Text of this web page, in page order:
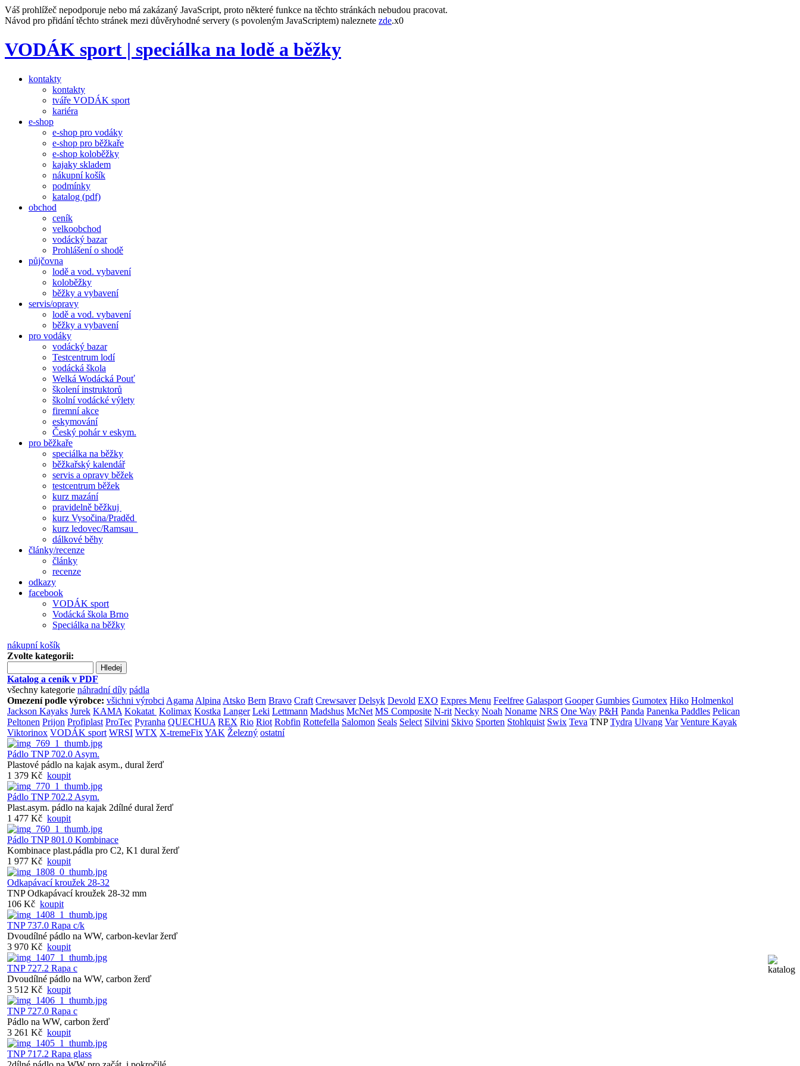
Váš prohlížeč nepodporuje nebo má zakázaný JavaScript, proto některé funkce na těchto stránkách nebudou pracovat.
Návod pro přidání těchto stránek mezi důvěryhodné servery (s povoleným JavaScriptem) naleznete zde.x0
VODÁK sport | speciálka na lodě a běžky
kontakty
kontakty
tváře VODÁK sport
kariéra
e-shop
e-shop pro vodáky
e-shop pro běžkaře
e-shop koloběžky
kajaky skladem
nákupní košík
podmínky
katalog (pdf)
obchod
ceník
velkoobchod
vodácký bazar
Prohlášení o shodě
půjčovna
lodě a vod. vybavení
koloběžky
běžky a vybavení
servis/opravy
lodě a vod. vybavení
běžky a vybavení
pro vodáky
vodácký bazar
Testcentrum lodí
vodácká škola
Welká Wodácká Pouť
školení instruktorů
školní vodácké výlety
firemní akce
eskymování
Český pohár v eskym.
pro běžkaře
speciálka na běžky
běžkařský kalendář
servis a opravy běžek
testcentrum běžek
kurz mazání
pravidelně běžkuj
kurz Vysočina/Praděd
kurz ledovec/Ramsau
dálkové běhy
články/recenze
články
recenze
odkazy
facebook
VODÁK sport
Vodácká škola Brno
Speciálka na běžky
nákupní košík
Zvolte kategorii:
Hledej
Katalog a ceník v PDF
všechny kategorie náhradní díly pádla
Omezení podle výrobce: všichni výrobci Agama Alpina Atsko Bern Bravo Craft Crewsaver Delsyk Devold EXO Expres Menu Feelfree Galasport Gooper Gumbies Gumotex Hiko Holmenkol
Jackson Kayaks Jurek KAMA Kokatat Kolimax Kostka Langer Leki Lettmann Madshus McNet MS Composite N-rit Necky Noah Noname NRS One Way P&H Panda Panenka Paddles Pelican
Peltonen Prijon Profiplast ProTec Pyranha QUECHUA REX Rio Riot Robfin Rottefella Salomon Seals Select Silvini Skivo Sporten Stohlquist Swix Teva TNP Tydra Ulvang Var Venture Kayak
Viktorinox VODÁK sport WRSI WTX X-tremeFixYAK Železný ostatní
Pádlo TNP 702.0 Asym.
Plastové pádlo na kajak asym., dural žerď
1 379 Kč koupit
Pádlo TNP 702.2 Asym.
Plast.asym. pádlo na kajak 2dílné dural žerď
1 477 Kč koupit
Pádlo TNP 801.0 Kombinace
Kombinace plast.pádla pro C2, K1 dural žerď
1 977 Kč koupit
Odkapávací kroužek 28-32
TNP Odkapávací kroužek 28-32 mm
106 Kč koupit
TNP 737.0 Rapa c/k
Dvoudílné pádlo na WW, carbon-kevlar žerď
3 970 Kč koupit
TNP 727.2 Rapa c
Dvoudílné pádlo na WW, carbon žerď
3 512 Kč koupit
TNP 727.0 Rapa c
Pádlo na WW, carbon žerď
3 261 Kč koupit
TNP 717.2 Rapa glass